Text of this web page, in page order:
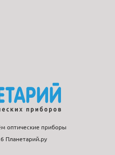
оптические приборы
Планетарий.ру